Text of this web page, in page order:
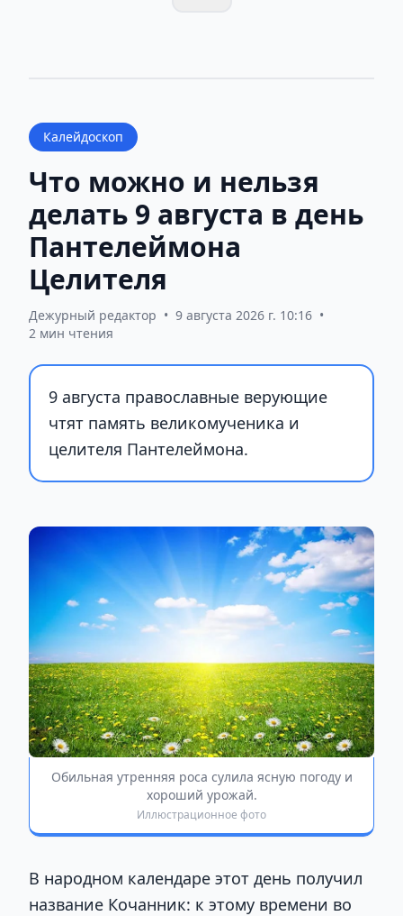
Калейдоскоп
Что можно и нельзя
делать 9 августа в день
Пантелеймона
Целителя
Дежурный редактор • 9 августа 2026 г. 10:16 •
2 мин чтения
9 августа православные верующие
чтят память великомученика и
целителя Пантелеймона.
Обильная утренняя роса сулила ясную погоду и
хороший урожай.
Иллюстрационное фото
В народном календаре этот день получил
название Кочанник: к этому времени во